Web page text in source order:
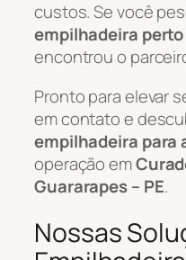
custos. Se você
empilhadeira
encontrou o
Pronto para elevar
em contato e
empilhadeira para
operação em
Guararapes – PE.
Nossas